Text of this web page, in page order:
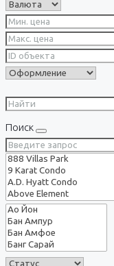
Поиск